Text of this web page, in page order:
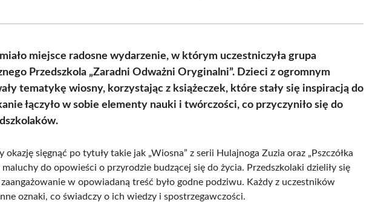
(Twitter)
miejsce radosne wydarzenie, w którym uczestniczyła grupa
Przedszkola „Zaradni Odważni Oryginalni”. Dzieci z ogromnym
tematykę wiosny, korzystając z książeczek, które stały się inspiracją do
łączyło w sobie elementy nauki i twórczości, co przyczyniło się do
okazję sięgnąć po tytuły takie jak „Wiosna” z serii Hulajnoga Zuzia oraz „Pszczółka
maluchy do opowieści o przyrodzie budzącej się do życia. Przedszkolaki dzieliły się
w opowiadaną treść było godne podziwu. Każdy z uczestników
oznaki, co świadczy o ich wiedzy i spostrzegawczości.